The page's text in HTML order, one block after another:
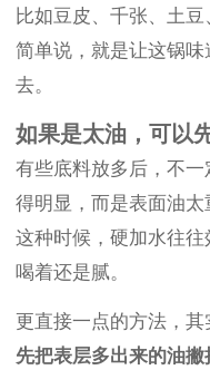
比如豆皮、千张、土豆
简单说，就是让这锅味
去。
如果是太油，可以
有些底料放多后，不
得明显，而是表面油太
这种时候，硬加水往
喝着还是腻。
更直接一点的方法，其
先把表层多出来的油撇